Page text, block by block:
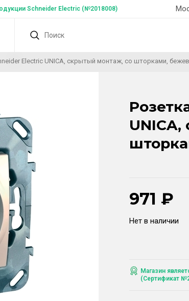
Schneider Electric (№2018008)
Electric UNICA, скрытый монтаж, со шторками,
971 ₽
Нет в наличии
Магазин
(Сертификат